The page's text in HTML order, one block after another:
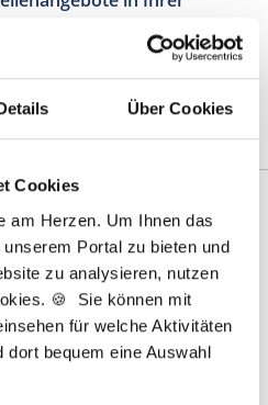
Über Cookies
Cookies
am Herzen. Um Ihnen das
Portal zu bieten und
zu analysieren, nutzen
🍪 Sie können mit
für welche Aktivitäten
bequem eine Auswahl